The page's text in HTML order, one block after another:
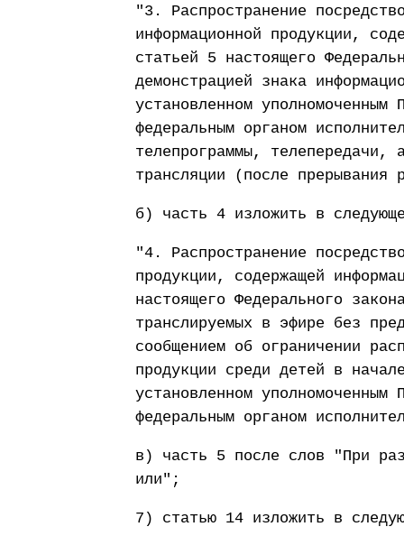
"3. Распространение
информационной продукции,
статьей 5 настоящего
демонстрацией знака
установленном уполномоченным
федеральным органом
телепрограммы, телепередачи,
трансляции (после
б) часть 4 изложить в
"4. Распространение
продукции, содержащей
настоящего Федерального
транслируемых в эфире без
сообщением об ограничении
продукции среди детей в
установленном уполномоченным
федеральным органом
в) часть 5 после слов "При
или";
7) статью 14 изложить в